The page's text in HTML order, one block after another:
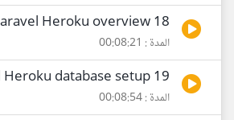
18 Laravel Heroku overview
المدة : 00:08:21
19 Laravel Heroku database setup
المدة : 00:08:54